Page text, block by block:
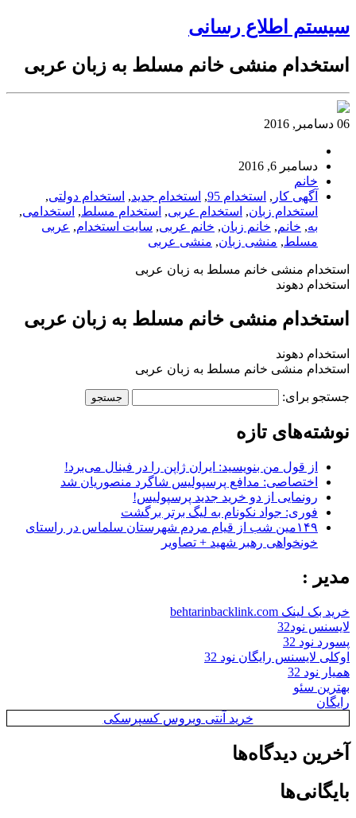
سیستم اطلاع رسانی
استخدام منشی خانم مسلط به زبان عربی
06 دسامبر, 2016
دسامبر 6, 2016
خانم
آگهی کار , استخدام 95 , استخدام جدید, استخدام دولتی,
استخدام زبان, استخدام عربی, استخدام مسلط, استخدامی,
به, خانم, خانم زبان, خانم عربی, سایت استخدام, عربی
مسلط, منشی زبان, منشی عربی
استخدام منشی خانم مسلط به زبان عربی
استخدام دهوند
استخدام منشی خانم مسلط به زبان عربی
استخدام دهوند
استخدام منشی خانم مسلط به زبان عربی
جستجو برای:
نوشته‌های تازه
از قول من بنویسید: ایران ژاپن را در فینال می‌برد!
اختصاصی: مدافع پرسپولیس شاگرد منصوریان شد
رونمایی از دو خرید جدید پرسپولیس!
فوری: جواد نکونام به لیگ برتر برگشت
۱۴۹مین شب از قیام مردم شهرستان سلماس در راستای
خونخواهی رهبر شهید + تصاویر
مدیر :
خرید بک لینک behtarinbacklink.com
لایسنس نود32
پسورد نود 32
اوکلی لایسنس رایگان نود 32
همیار نود 32
بهترین سئو
رایگان
خرید آنتی ویروس کسپرسکی
آخرین دیدگاه‌ها
بایگانی‌ها